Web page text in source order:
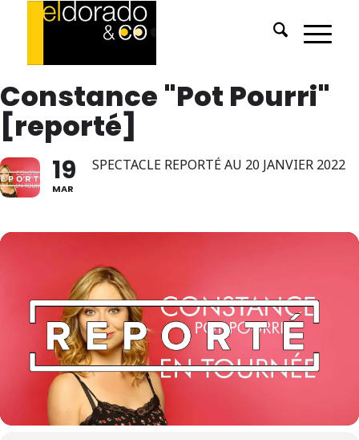
Constance "Pot Pourri"
[reporté]
19
MAR
SPECTACLE REPORTÉ AU 20 JANVIER 2022